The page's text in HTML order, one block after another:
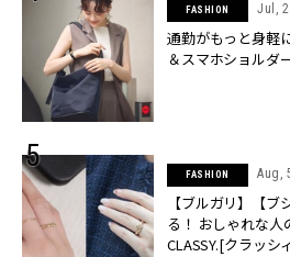
FASHION Jul,
通勤がもっと身軽
＆スマホショルダ
FASHION Aug,
【ブルガリ】【
る！ おしゃれな人
CLASSY.[クラッシ